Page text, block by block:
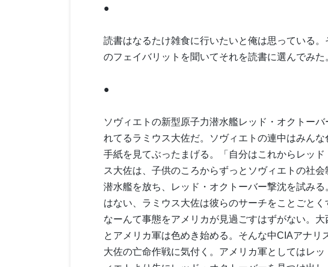
●
読書はなるたけ雑食に行いたいと俺は思っている
のフェイバリットを聞いてそれを読書に選んでみた
●
ソヴィエトの新型原子力潜水艦レッド・オクトー
れてるラミウス大佐だ。ソヴィエトの連中はみん
手紙を見てぶったまげる。「自分はこれからレッ
ス大佐は、子供のころからずっとソヴィエトの社
潜水艦を放ち、レッド・オクトーバー撃沈を試み
はない、ラミウス大佐は彼らのサーチをことごとく
なーんて事態をアメリカが見過ごすはずがない。
とアメリカ軍は色めき始める。そんな中CIAアナ
大佐の亡命作戦に気付く。アメリカ軍としてはレ